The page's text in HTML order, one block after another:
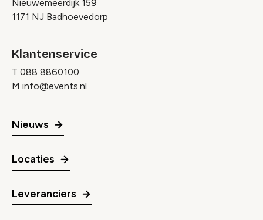
Nieuwemeerdijk 159
1171 NJ Badhoevedorp
Klantenservice
T 088 8860100
M info@events.nl
Nieuws
Locaties
Leveranciers